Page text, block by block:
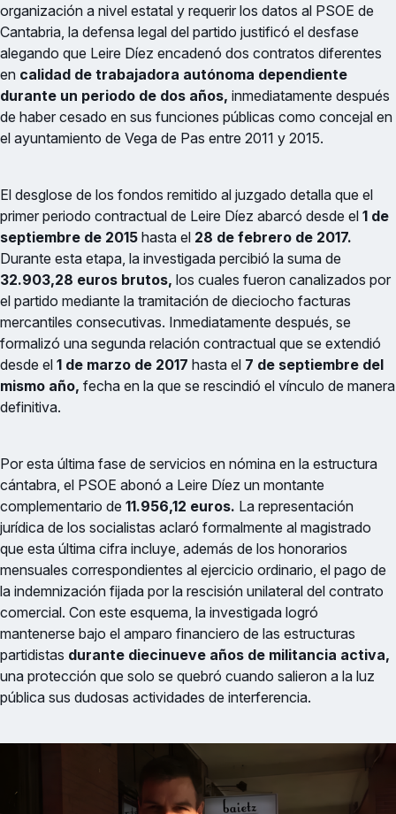
organización a nivel estatal y requerir los datos al PSOE de
Cantabria, la defensa legal del partido justificó el desfase
alegando que Leire Díez encadenó dos contratos diferentes
en calidad de trabajadora autónoma dependiente
durante un periodo de dos años, inmediatamente después
de haber cesado en sus funciones públicas como concejal en
el ayuntamiento de Vega de Pas entre 2011 y 2015.
El desglose de los fondos remitido al juzgado detalla que el
primer periodo contractual de Leire Díez abarcó desde el 1 de
septiembre de 2015 hasta el 28 de febrero de 2017.
Durante esta etapa, la investigada percibió la suma de
32.903,28 euros brutos, los cuales fueron canalizados por
el partido mediante la tramitación de dieciocho facturas
mercantiles consecutivas. Inmediatamente después, se
formalizó una segunda relación contractual que se extendió
desde el 1 de marzo de 2017 hasta el 7 de septiembre del
mismo año, fecha en la que se rescindió el vínculo de manera
definitiva.
Por esta última fase de servicios en nómina en la estructura
cántabra, el PSOE abonó a Leire Díez un montante
complementario de 11.956,12 euros. La representación
jurídica de los socialistas aclaró formalmente al magistrado
que esta última cifra incluye, además de los honorarios
mensuales correspondientes al ejercicio ordinario, el pago de
la indemnización fijada por la rescisión unilateral del contrato
comercial. Con este esquema, la investigada logró
mantenerse bajo el amparo financiero de las estructuras
partidistas durante diecinueve años de militancia activa,
una protección que solo se quebró cuando salieron a la luz
pública sus dudosas actividades de interferencia.